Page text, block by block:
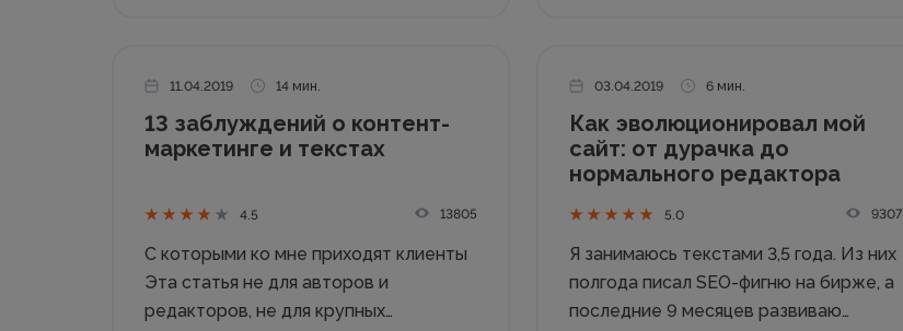
для достижения таких результатов
11.04.2019 14 мин.
13 заблуждений о контент-
маркетинге и текстах
4.5 13805
С которыми ко мне приходят клиенты
Эта статья не для авторов и
редакторов, не для крупных
03.04.2019 6 мин.
Как эволюционировал мой
сайт: от дурачка до
нормального редактора
5.0 9307
Я занимаюсь текстами 3,5 года. Из них
полгода писал SEO-фигню на бирже, а
последние 9 месяцев развиваю